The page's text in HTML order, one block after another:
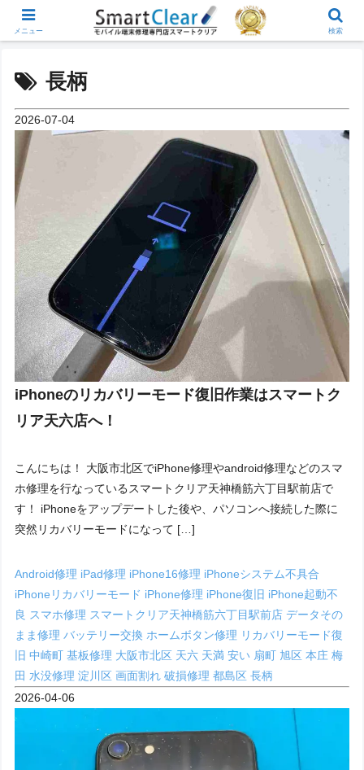
長柄
2026-07-04
iPhoneのリカバリーモード復旧作業はスマートク
リア天六店へ！
こんにちは！ 大阪市北区でiPhone修理やandroid修理などのスマ
ホ修理を行なっているスマートクリア天神橋筋六丁目駅前店で
す！ iPhoneをアップデートした後や、パソコンへ接続した際に
突然リカバリーモードになって […]
Android修理 iPad修理 iPhone16修理 iPhoneシステム不具合
iPhoneリカバリーモード iPhone修理 iPhone復旧 iPhone起動不
良 スマホ修理 スマートクリア天神橋筋六丁目駅前店データその
まま修理バッテリー交換 ホームボタン修理 リカバリーモード復
旧中崎町基板修理 大阪市北区 天六 天満安い 扇町 旭区本庄梅
田 水没修理淀川区画面割れ破損修理都島区長柄
2026-04-06
メニュー 検索